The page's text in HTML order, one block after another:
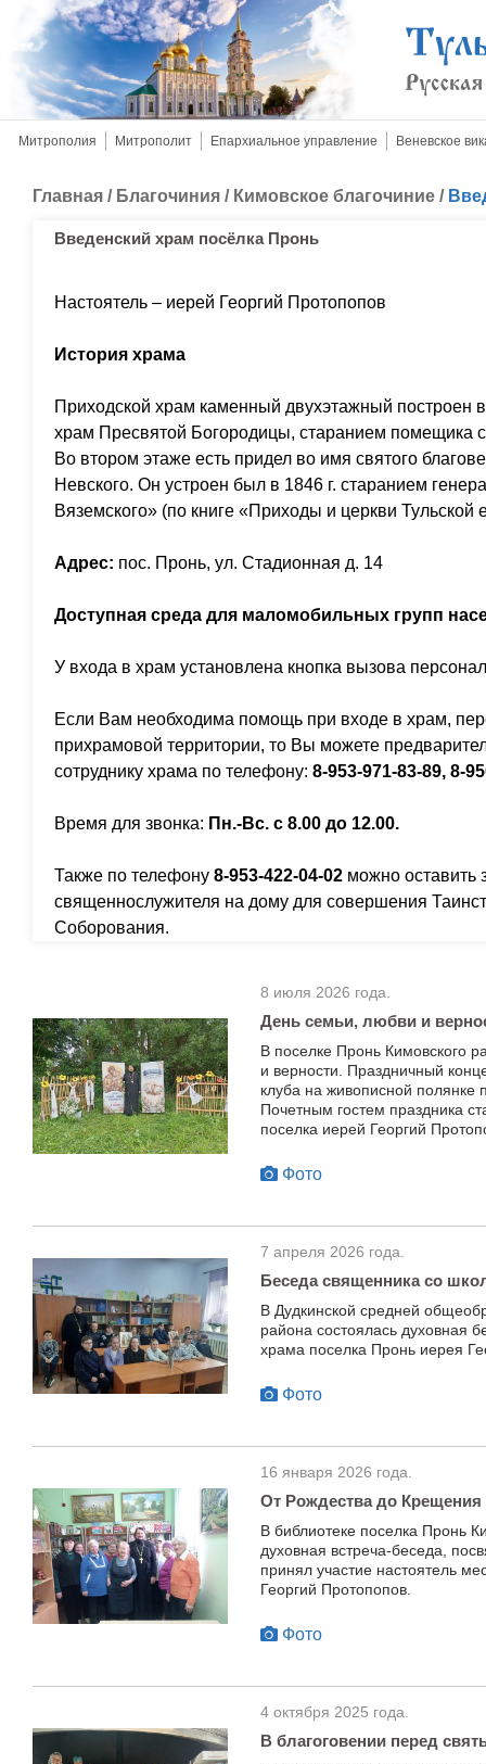
Митрополия Митрополит Епархиальное управление Веневское
Главная / Благочиния / Кимовское благочиние /
Введенский храм посёлка Пронь
Настоятель – иерей Георгий Протопопов
История храма
Приходской храм каменный двухэтажный построен
храм Пресвятой Богородицы, старанием помещика
Во втором этаже есть придел во имя святого
Невского. Он устроен был в 1846 г. старанием
Вяземского» (по книге «Приходы и церкви Тульской
Адрес: пос. Пронь, ул. Стадионная д. 14
Доступная среда для маломобильных групп
У входа в храм установлена кнопка вызова
Если Вам необходима помощь при входе в храм,
прихрамовой территории, то Вы можете
сотруднику храма по телефону: 8-953-971-83-89, 8-
Время для звонка: Пн.-Вс. с 8.00 до 12.00.
Также по телефону 8-953-422-04-02 можно оставить
священнослужителя на дому для совершения
Соборования.
8 июля 2026 года.
День семьи, любви и
В поселке Пронь Кимовского
и верности. Праздничный
клуба на живописной полянке
Почетным гостем праздника
поселка иерей Георгий
Фото
7 апреля 2026 года.
Беседа священника со
В Дудкинской средней
района состоялась духовная
храма поселка Пронь иерея
Фото
16 января 2026 года.
От Рождества до Крещения
В библиотеке поселка Пронь
духовная встреча-беседа,
принял участие настоятель
Георгий Протопопов.
Фото
4 октября 2025 года.
В благоговении перед